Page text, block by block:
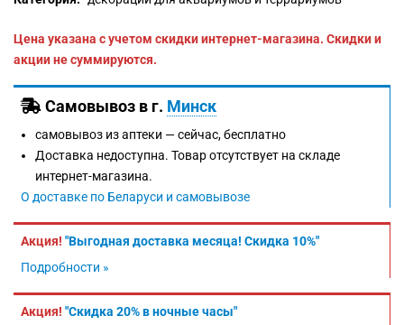
Цена указана с учетом скидки интернет-магазина. Скидки и
акции не суммируются.
Самовывоз в г. Минск
самовывоз из аптеки —сейчас, бесплатно
Доставка недоступна. Товар отсутствует на складе
интернет-магазина.
О доставке по Беларуси и самовывозе
Акция! "Выгодная доставка месяца! Скидка 10%"
Подробности »
Акция! "Скидка 20% в ночные часы"